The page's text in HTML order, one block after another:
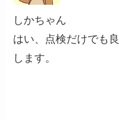
しかちゃん
はい、点検だけでも
します。